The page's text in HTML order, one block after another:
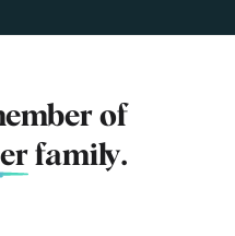
of
family.